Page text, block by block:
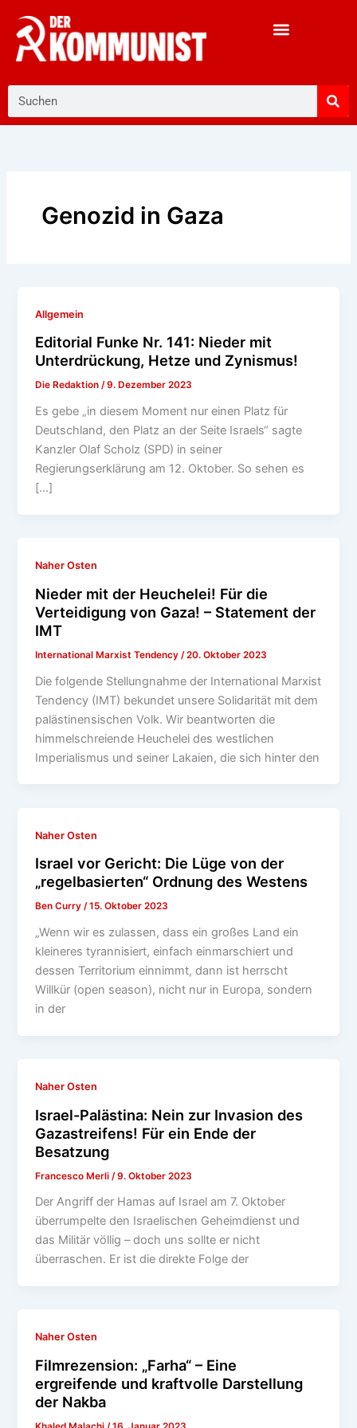
Inhalt
springen
Genozid in Gaza
Allgemein
Editorial Funke Nr. 141: Nieder mit
Unterdrückung, Hetze und Zynismus!
Die Redaktion/9. Dezember 2023
Es gebe „in diesem Moment nur einen Platz für
Deutschland, den Platz an der Seite Israels“ sagte
Kanzler Olaf Scholz (SPD) in seiner
Regierungserklärung am 12. Oktober. So sehen es
[…]
Naher Osten
Nieder mit der Heuchelei! Für die
Verteidigung von Gaza! – Statement der
IMT
International Marxist Tendency /20. Oktober 2023
Die folgende Stellungnahme der International Marxist
Tendency (IMT) bekundet unsere Solidarität mit dem
palästinensischen Volk. Wir beantworten die
himmelschreiende Heuchelei des westlichen
Imperialismus und seiner Lakaien, die sich hinter den
Naher Osten
Israel vor Gericht: Die Lüge von der
„regelbasierten“ Ordnung des Westens
Ben Curry/15. Oktober 2023
„Wenn wir es zulassen, dass ein großes Land ein
kleineres tyrannisiert, einfach einmarschiert und
dessen Territorium einnimmt, dann ist herrscht
Willkür (open season), nicht nur in Europa, sondern
in der
Naher Osten
Israel-Palästina: Nein zur Invasion des
Gazastreifens! Für ein Ende der
Besatzung
Francesco Merli /9. Oktober 2023
Der Angriff der Hamas auf Israel am 7. Oktober
überrumpelte den Israelischen Geheimdienst und
das Militär völlig – doch uns sollte er nicht
überraschen. Er ist die direkte Folge der
Naher Osten
Filmrezension: „Farha“ – Eine
ergreifende und kraftvolle Darstellung
der Nakba